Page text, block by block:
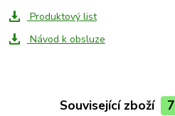
Produktový list
Návod k obsluze
Související zboží 7